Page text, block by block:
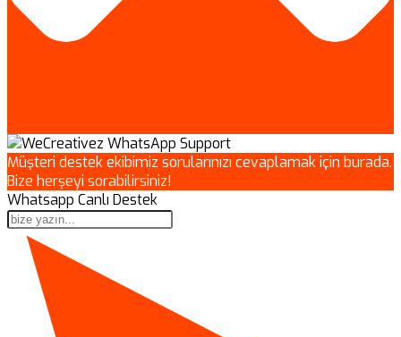
Müşteri destek ekibimiz sorularınızı cevaplamak için burada.
Bize herşeyi sorabilirsiniz!
Whatsapp Canlı Destek